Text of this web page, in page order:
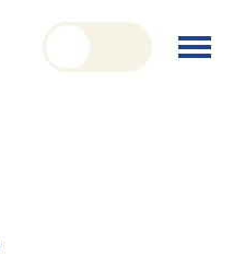
Menü
öffnen